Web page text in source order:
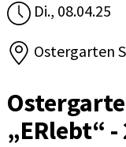
Di., 08.04.25
Ostergarten
„ERlebt“